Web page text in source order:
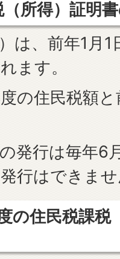
所得）証明
は、前年1月
ます。
の住民税額
発行は毎年6
行はできま
の住民税課税